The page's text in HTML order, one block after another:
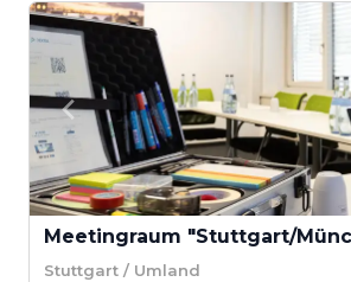
Meetingraum "Stuttgart/
Stuttgart / Umland